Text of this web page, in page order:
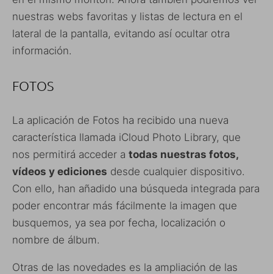
nuestras webs favoritas y listas de lectura en el
lateral de la pantalla, evitando así ocultar otra
información.
FOTOS
La aplicación de Fotos ha recibido una nueva
característica llamada iCloud Photo Library, que
nos permitirá acceder a todas nuestras fotos,
vídeos y ediciones desde cualquier dispositivo.
Con ello, han añadido una búsqueda integrada para
poder encontrar más fácilmente la imagen que
busquemos, ya sea por fecha, localización o
nombre de álbum.
Otras de las novedades es la ampliación de las